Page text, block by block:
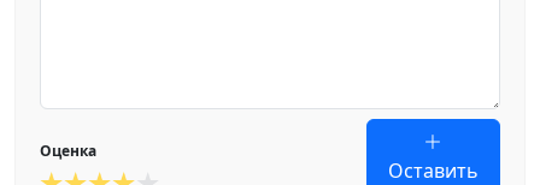
Оценка
Оставить